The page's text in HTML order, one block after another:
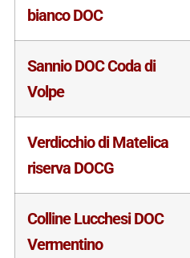
bianco DOC
Sannio DOC Coda di
Volpe
Verdicchio di Matelica
riserva DOCG
Colline Lucchesi DOC
Vermentino